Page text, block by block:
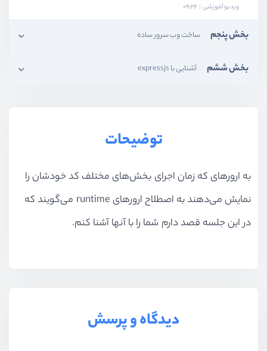
ویدیو آموزشی 09:24
بخش پنجم ساخت وب سرور ساده
بخش ششم آشنایی با expressjs
توضیحات
به ارورهای که زمان اجرای بخش‌های مختلف کد خودشان را
نمایش می‌دهند به اصطلاح ارورهای runtime می‌گویند که
در این جلسه قصد دارم شما را با آنها آشنا کنم.
دیدگاه و پرسش